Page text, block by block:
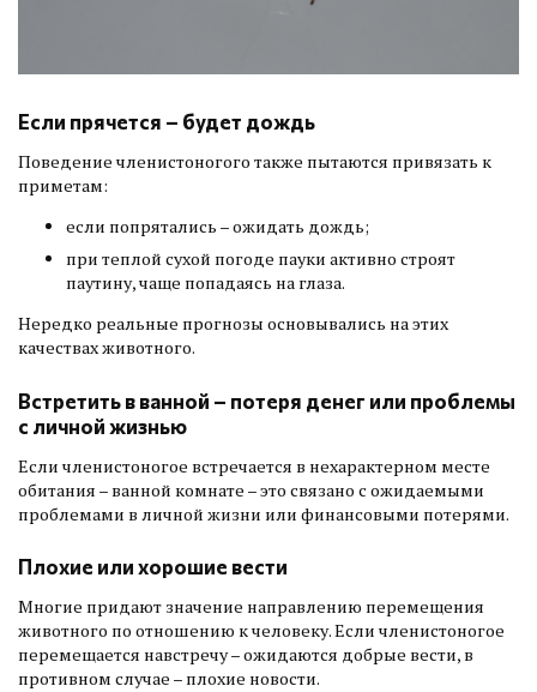
Если прячется – будет дождь
Поведение членистоногого также пытаются привязать к
приметам:
если попрятались – ожидать дождь;
при теплой сухой погоде пауки активно строят
паутину, чаще попадаясь на глаза.
Нередко реальные прогнозы основывались на этих
качествах животного.
Встретить в ванной – потеря денег или проблемы
с личной жизнью
Если членистоногое встречается в нехарактерном месте
обитания – ванной комнате – это связано с ожидаемыми
проблемами в личной жизни или финансовыми потерями.
Плохие или хорошие вести
Многие придают значение направлению перемещения
животного по отношению к человеку. Если членистоногое
перемещается навстречу – ожидаются добрые вести, в
противном случае – плохие новости.